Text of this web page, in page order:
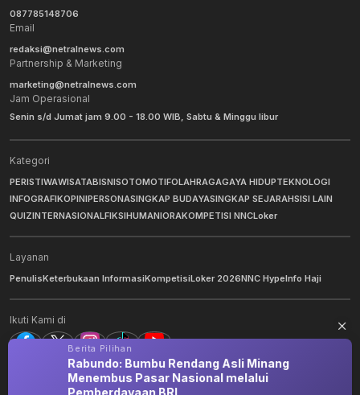
087785148706
Email
redaksi@netralnews.com
Partnership & Marketing
marketing@netralnews.com
Jam Operasional
Senin s/d Jumat jam 9.00 - 18.00 WIB, Sabtu & Minggu libur
Kategori
PERISTIWAWISATABISNISOTOMOTIFOLAHRAGAGAYA HIDUPTEKNOLOGI
INFOGRAFIKOPINIPERSONASINGKAP BUDAYASINGKAP SEJARAHSISI LAIN
QUIZINTERNASIONALFIKSIHUMANIORAKOMPETISI NNCLoker
Layanan
PenulisKeterbukaan InformasiKompetisiLoker 2026NNC HypeInfo Haji
Ikuti Kami di
NNC Netralnews. All Rights Reserved.
Berita Pilihan
Rabundo: Bumbu Rendang Asli Minang
Menembus Pasar Nasional melalui
Pemberdayaan BRI